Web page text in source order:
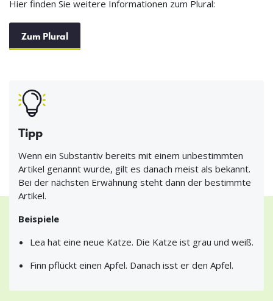
Hier finden Sie weitere Informationen zum Plural:
Zum Plural
Tipp
Wenn ein Substantiv bereits mit einem unbestimmten
Artikel genannt wurde, gilt es danach meist als bekannt.
Bei der nächsten Erwähnung steht dann der bestimmte
Artikel.
Beispiele
Lea hat eine neue Katze. Die Katze ist grau und weiß.
Finn pflückt einen Apfel. Danach isst er den Apfel.